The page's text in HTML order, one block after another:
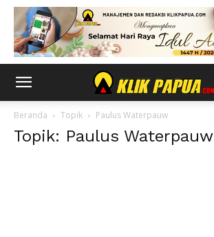
Beranda Topik Paulus Waterpauw
Topik: Paulus Waterpauw